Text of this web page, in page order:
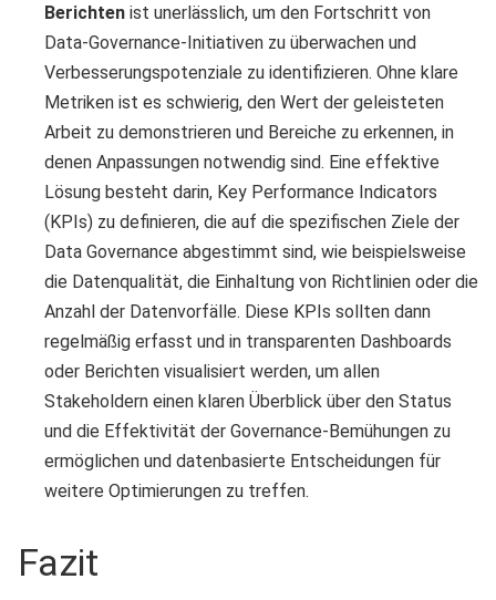
Berichten ist unerlässlich, um den Fortschritt von
Data-Governance-Initiativen zu überwachen und
Verbesserungspotenziale zu identifizieren. Ohne klare
Metriken ist es schwierig, den Wert der geleisteten
Arbeit zu demonstrieren und Bereiche zu erkennen, in
denen Anpassungen notwendig sind. Eine effektive
Lösung besteht darin, Key Performance Indicators
(KPIs) zu definieren, die auf die spezifischen Ziele der
Data Governance abgestimmt sind, wie beispielsweise
die Datenqualität, die Einhaltung von Richtlinien oder die
Anzahl der Datenvorfälle. Diese KPIs sollten dann
regelmäßig erfasst und in transparenten Dashboards
oder Berichten visualisiert werden, um allen
Stakeholdern einen klaren Überblick über den Status
und die Effektivität der Governance-Bemühungen zu
ermöglichen und datenbasierte Entscheidungen für
weitere Optimierungen zu treffen.
Fazit